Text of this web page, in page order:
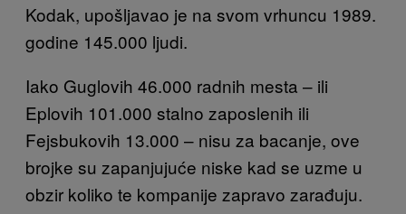
Kodak, upošljavao je na svom vrhuncu 1989.
godine 145.000 ljudi.
Iako Guglovih 46.000 radnih mesta – ili
Eplovih 101.000 stalno zaposlenih ili
Fejsbukovih 13.000 – nisu za bacanje, ove
brojke su zapanjujuće niske kad se uzme u
obzir koliko te kompanije zapravo zarađuju.